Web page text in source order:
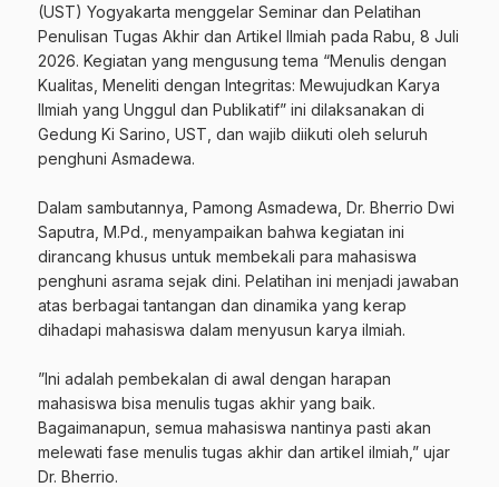
(UST) Yogyakarta menggelar Seminar dan Pelatihan
Penulisan Tugas Akhir dan Artikel Ilmiah pada Rabu, 8 Juli
2026. Kegiatan yang mengusung tema “Menulis dengan
Kualitas, Meneliti dengan Integritas: Mewujudkan Karya
Ilmiah yang Unggul dan Publikatif” ini dilaksanakan di
Gedung Ki Sarino, UST, dan wajib diikuti oleh seluruh
penghuni Asmadewa.
‎Dalam sambutannya, Pamong Asmadewa, Dr. Bherrio Dwi
Saputra, M.Pd., menyampaikan bahwa kegiatan ini
dirancang khusus untuk membekali para mahasiswa
penghuni asrama sejak dini. Pelatihan ini menjadi jawaban
atas berbagai tantangan dan dinamika yang kerap
dihadapi mahasiswa dalam menyusun karya ilmiah.
‎”Ini adalah pembekalan di awal dengan harapan
mahasiswa bisa menulis tugas akhir yang baik.
Bagaimanapun, semua mahasiswa nantinya pasti akan
melewati fase menulis tugas akhir dan artikel ilmiah,” ujar
Dr. Bherrio.